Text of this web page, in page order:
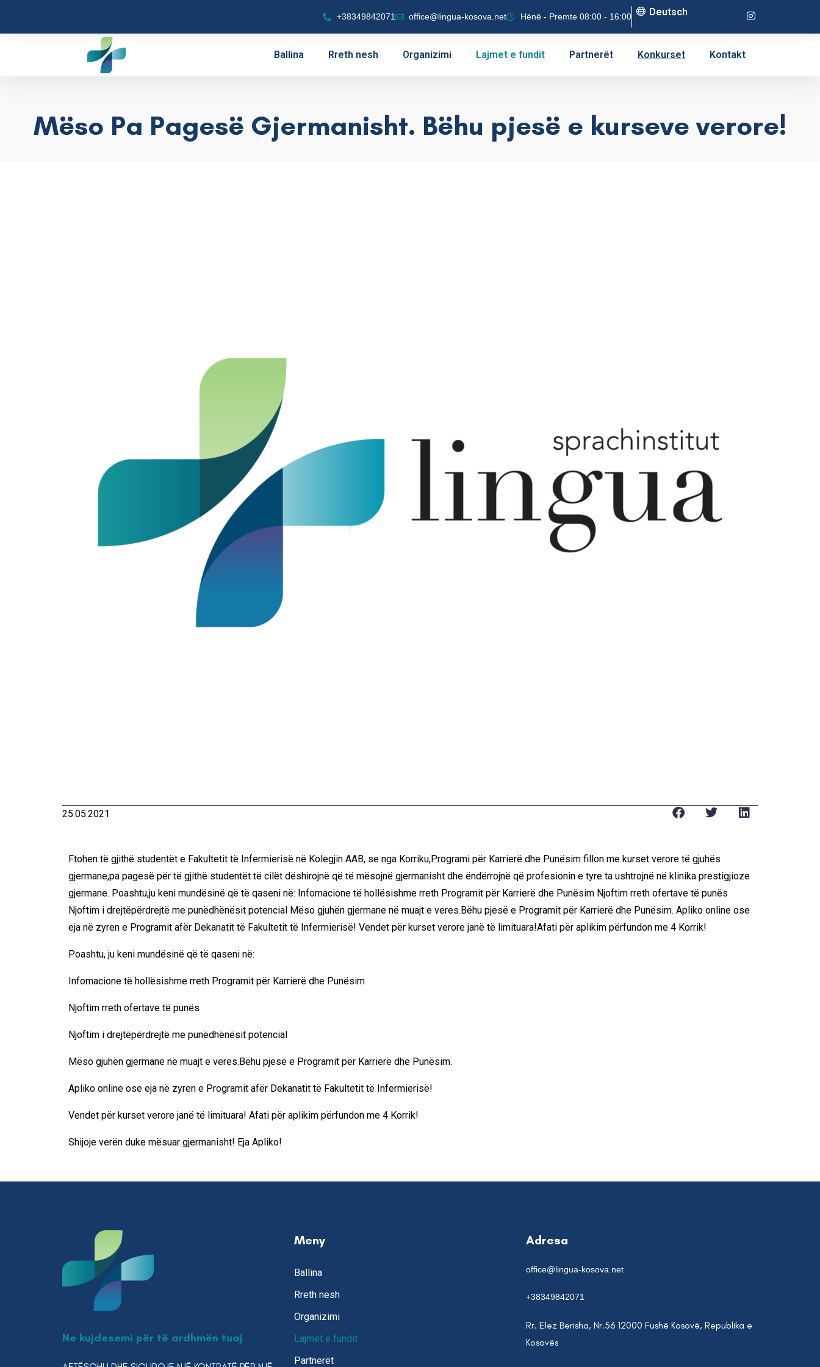
+38349842071 office@lingua-kosova.net Hënë - Premte 08:00 - 16:00 Deutsch
Ballina Rreth nesh Organizimi Lajmet e fundit Partnerët Konkurset Kontakt
Mëso Pa Pagesë Gjermanisht. Bëhu pjesë e kurseve verore!
25.05.2021
Ftohen të gjithë studentët e Fakultetit të Infermierisë në Kolegjin AAB, se nga Korriku,Programi për Karrierë dhe Punësim fillon me kurset verore të gjuhës
gjermane,pa pagesë për të gjithë studentët të cilët dëshirojnë që të mësojnë gjermanisht dhe ëndërrojnë që profesionin e tyre ta ushtrojnë në klinika prestigjioze
gjermane. Poashtu,ju keni mundësinë që të qaseni në: Infomacione të hollësishme rreth Programit për Karrierë dhe Punësim Njoftim rreth ofertave të punës
Njoftim i drejtëpërdrejtë me punëdhënësit potencial Mëso gjuhën gjermane në muajt e veres.Bëhu pjesë e Programit për Karrierë dhe Punësim. Apliko online ose
eja në zyren e Programit afër Dekanatit të Fakultetit të Infermierisë! Vendet për kurset verore janë të limituara!Afati për aplikim përfundon me 4 Korrik!
Poashtu, ju keni mundësinë që të qaseni në:
Infomacione të hollësishme rreth Programit për Karrierë dhe Punësim
Njoftim rreth ofertave të punës
Njoftim i drejtëpërdrejtë me punëdhënësit potencial
Mëso gjuhën gjermane në muajt e veres.Bëhu pjesë e Programit për Karrierë dhe Punësim.
Apliko online ose eja në zyren e Programit afër Dekanatit të Fakultetit të Infermierisë!
Vendet për kurset verore janë të limituara! Afati për aplikim përfundon me 4 Korrik!
Shijoje verën duke mësuar gjermanisht! Eja Apliko!
Ne kujdesemi për të ardhmën tuaj
Meny
Ballina
Rreth nesh
Organizimi
Lajmet e fundit
Partnerët
Adresa
office@lingua-kosova.net
+38349842071
Rr. Elez Berisha, Nr.56 12000 Fushë Kosovë, Republika e
Kosovës